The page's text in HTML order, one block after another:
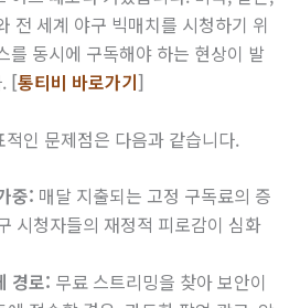
전 세계 야구 빅매치를 시청하기 위
를 동시에 구독해야 하는 현상이 발
[통티비 바로가기]
인 문제점은 다음과 같습니다.
중: 매달 지출되는 고정 구독료의 증
시청자들의 재정적 피로감이 심화
경로: 무료 스트리밍을 찾아 보안이